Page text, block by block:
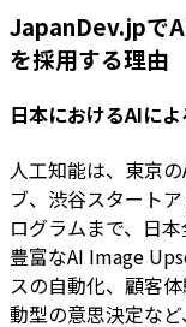
JapanDev.jpで
を採用する理由
日本におけるAIに
人工知能は、東京
ブ、渋谷スタート
ログラムまで、日
豊富なAI Image
スの自動化、顧客
動型の意思決定な